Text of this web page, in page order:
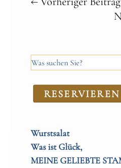
RE­SER­VIEREN
Wurstsalat
Was ist Glück,
MEINE GELIEBTE